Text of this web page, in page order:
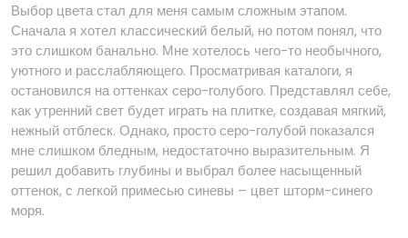
Выбор цвета стал для меня самым сложным этапом.
Сначала я хотел классический белый, но потом понял, что
это слишком банально. Мне хотелось чего-то необычного,
уютного и расслабляющего. Просматривая каталоги, я
остановился на оттенках серо-голубого. Представлял себе,
как утренний свет будет играть на плитке, создавая мягкий,
нежный отблеск. Однако, просто серо-голубой показался
мне слишком бледным, недостаточно выразительным. Я
решил добавить глубины и выбрал более насыщенный
оттенок, с легкой примесью синевы – цвет шторм-синего
моря.